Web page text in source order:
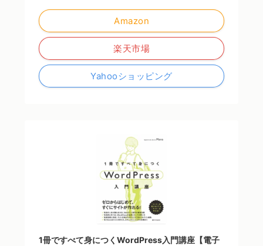
Amazon
楽天市場
Yahooショッピング
1冊ですべて身につくWordPress入門講座【電子